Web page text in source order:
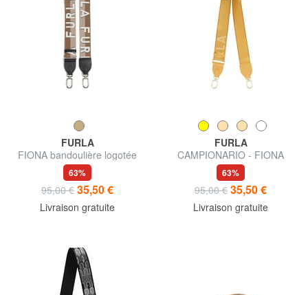
FURLA
FIONA bandoulière logotée
63%
95,00 € 35,50 €
Livraison gratuite
FURLA
CAMPIONARIO - FIONA
Bandoulière
63%
95,00 € 35,50 €
Livraison gratuite